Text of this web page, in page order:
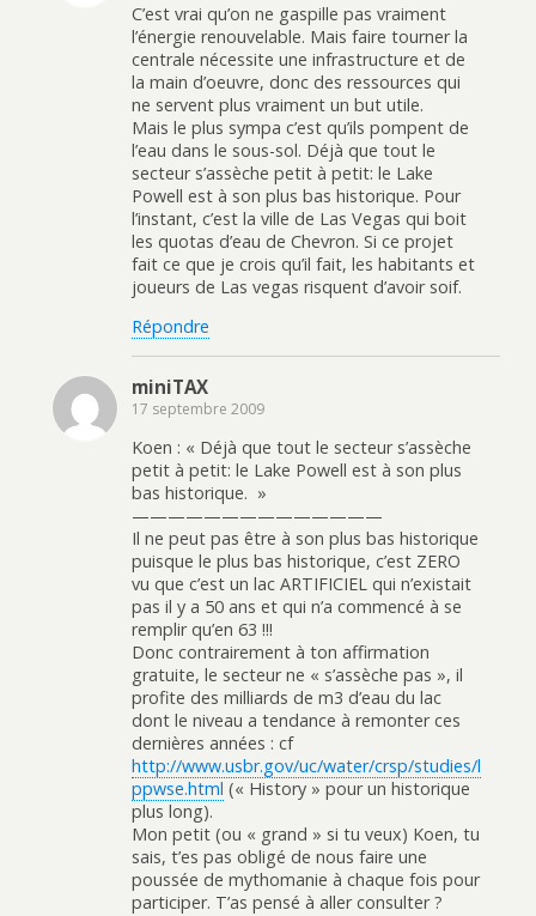
C’est vrai qu’on ne gaspille pas vraiment
l’énergie renouvelable. Mais faire tourner la
centrale nécessite une infrastructure et de
la main d’oeuvre, donc des ressources qui
ne servent plus vraiment un but utile.
Mais le plus sympa c’est qu’ils pompent de
l’eau dans le sous-sol. Déjà que tout le
secteur s’assèche petit à petit: le Lake
Powell est à son plus bas historique. Pour
l’instant, c’est la ville de Las Vegas qui boit
les quotas d’eau de Chevron. Si ce projet
fait ce que je crois qu’il fait, les habitants et
joueurs de Las vegas risquent d’avoir soif.
Répondre
miniTAX
17 septembre 2009
Koen : « Déjà que tout le secteur s’assèche
petit à petit: le Lake Powell est à son plus
bas historique. »
——————————————
Il ne peut pas être à son plus bas historique
puisque le plus bas historique, c’est ZERO
vu que c’est un lac ARTIFICIEL qui n’existait
pas il y a 50 ans et qui n’a commencé à se
remplir qu’en 63 !!!
Donc contrairement à ton affirmation
gratuite, le secteur ne « s’assèche pas », il
profite des milliards de m3 d’eau du lac
dont le niveau a tendance à remonter ces
dernières années : cf
http://www.usbr.gov/uc/water/crsp/studies/l
ppwse.html (« History » pour un historique
plus long).
Mon petit (ou « grand » si tu veux) Koen, tu
sais, t’es pas obligé de nous faire une
poussée de mythomanie à chaque fois pour
participer. T’as pensé à aller consulter ?